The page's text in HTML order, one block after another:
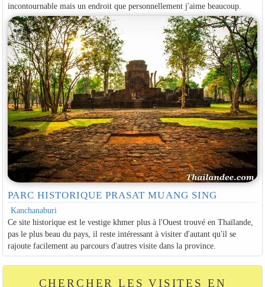
incontournable mais un endroit que personnellement j'aime beaucoup.
PARC HISTORIQUE PRASAT MUANG SING
Kanchanaburi
Ce site historique est le vestige khmer plus à l'Ouest trouvé en Thaïlande,
pas le plus beau du pays, il reste intéressant à visiter d'autant qu'il se
rajoute facilement au parcours d'autres visite dans la province.
CHERCHER LES VISITES EN